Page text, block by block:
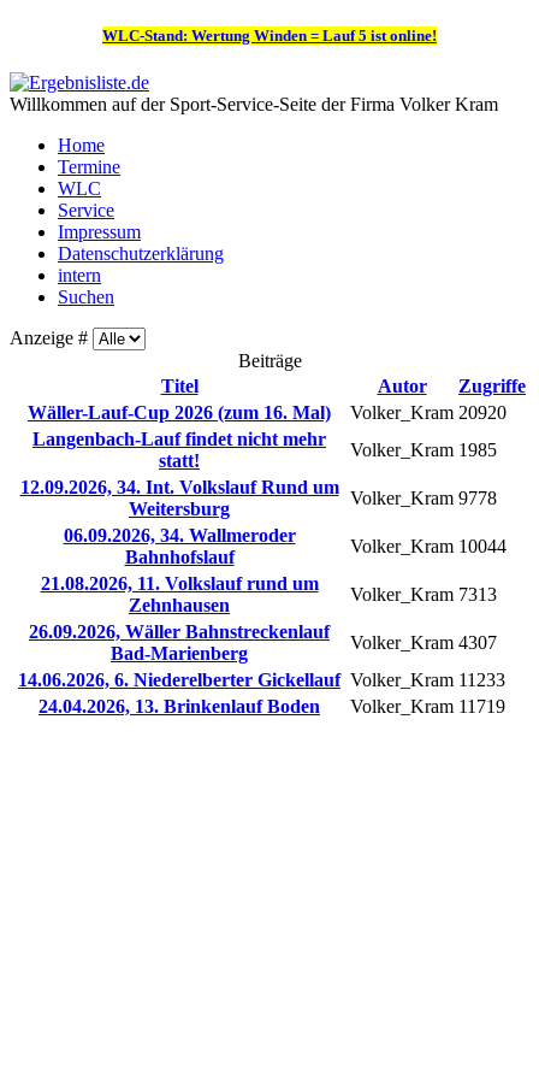
WLC-Stand: Wertung Winden = Lauf 5 ist online!
Willkommen auf der Sport-Service-Seite der Firma Volker Kram
Home
Termine
WLC
Service
Impressum
Datenschutzerklärung
intern
Suchen
Anzeige #
Beiträge
Titel
Autor
Zugriffe
Wäller-Lauf-Cup 2026 (zum 16. Mal)
Volker_Kram 20920
Langenbach-Lauf findet nicht mehr
statt!
Volker_Kram 1985
12.09.2026, 34. Int. Volkslauf Rund um
Weitersburg
Volker_Kram 9778
06.09.2026, 34. Wallmeroder
Bahnhofslauf
Volker_Kram 10044
21.08.2026, 11. Volkslauf rund um
Zehnhausen
Volker_Kram 7313
26.09.2026, Wäller Bahnstreckenlauf
Bad-Marienberg
Volker_Kram 4307
14.06.2026, 6. Niederelberter Gickellauf Volker_Kram 11233
24.04.2026, 13. Brinkenlauf Boden
Volker_Kram 11719